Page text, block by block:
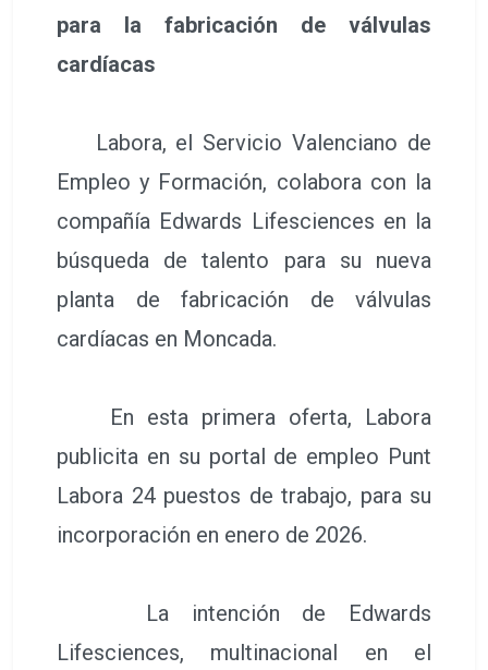
para la fabricación de válvulas
cardíacas
Labora, el Servicio Valenciano de
Empleo y Formación, colabora con la
compañía Edwards Lifesciences en la
búsqueda de talento para su nueva
planta de fabricación de válvulas
cardíacas en Moncada.
En esta primera oferta, Labora
publicita en su portal de empleo Punt
Labora 24 puestos de trabajo, para su
incorporación en enero de 2026.
La intención de Edwards
Lifesciences, multinacional en el